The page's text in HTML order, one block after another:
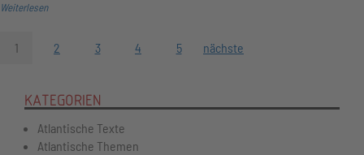
Weiterlesen
1 2 3 4 5 nächste
KATEGORIEN
Atlantische Texte
Atlantische Themen